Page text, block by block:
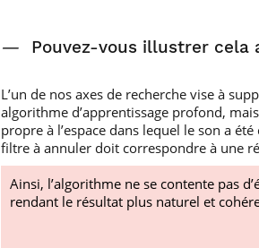
— Pouvez-vous illustrer cela
L’un de nos axes de recherche vise à
algorithme d’apprentissage profond,
propre à l’espace dans lequel le son a
filtre à annuler doit correspondre à une
Ainsi, l’algorithme ne se contente pas
rendant le résultat plus naturel et